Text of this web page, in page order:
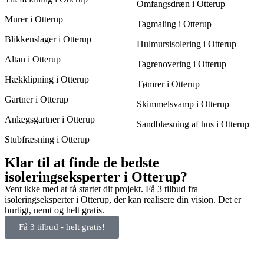
Murer i Otterup
Blikkenslager i Otterup
Altan i Otterup
Hækklipning i Otterup
Gartner i Otterup
Anlægsgartner i Otterup
Stubfræsning i Otterup
Omfangsdræn i Otterup
Tagmaling i Otterup
Hulmursisolering i Otterup
Tagrenovering i Otterup
Tømrer i Otterup
Skimmelsvamp i Otterup
Sandblæsning af hus i Otterup
Klar til at finde de bedste
isoleringseksperter i Otterup?
Vent ikke med at få startet dit projekt. Få 3 tilbud fra
isoleringseksperter i Otterup, der kan realisere din vision. Det er
hurtigt, nemt og helt gratis.
Få 3 tilbud - helt gratis!